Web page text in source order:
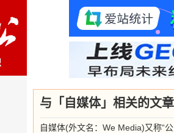
与「自媒体」相关的文
自媒体(外文名：We Media)又称“